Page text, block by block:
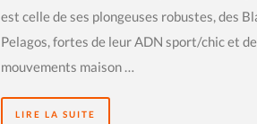
est celle de ses plongeuses robustes, des
Pelagos, fortes de leur ADN sport/chic et
mouvements maison …
LIRE LA SUITE